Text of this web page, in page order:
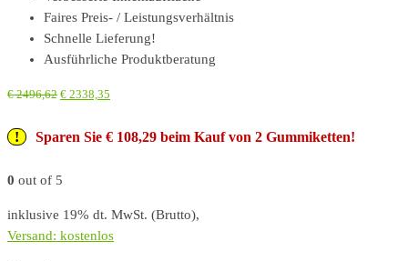
Faires Preis- / Leistungsverhältnis
Schnelle Lieferung!
Ausführliche Produktberatung
€2496,62 € 2338,35
Sparen Sie € 108,29 beim Kauf von 2 Gummiketten!
0 out of 5
inklusive 19% dt. MwSt. (Brutto),
Versand: kostenlos